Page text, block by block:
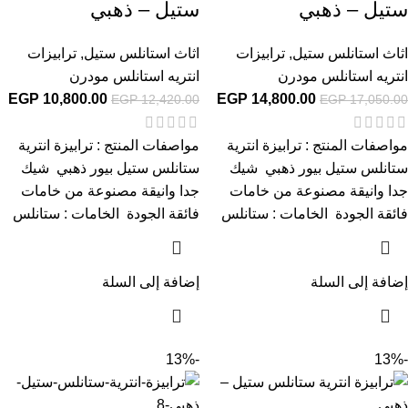
ستيل – ذهبي
اثاث استانلس ستيل, ترابيزات
انتريه استانلس مودرن
EGP17,050.00
EGP 14,800.00
مواصفات المنتج : ترابيزة انترية
ستانلس ستيل بيور ذهبي شيك
جدا وانيقة مصنوعة من خامات
فائقة الجودة الخامات : ستانلس
إضافة إلى السلة
ستيل – ذهبي
اثاث استانلس ستيل, ترابيزات
انتريه استانلس مودرن
EGP12,420.00
EGP 10,800.00
مواصفات المنتج : ترابيزة انترية
ستانلس ستيل بيور ذهبي شيك
جدا وانيقة مصنوعة من خامات
فائقة الجودة الخامات : ستانلس
إضافة إلى السلة
-13%
-13%